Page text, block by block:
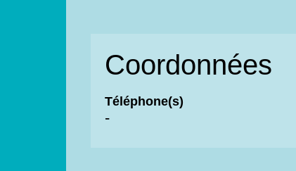
Coordonnées
Téléphone(s)
-